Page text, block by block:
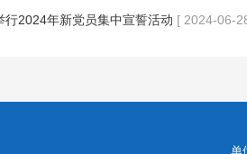
行2024年新党员集中宣誓活动 [ 2024-06-
单